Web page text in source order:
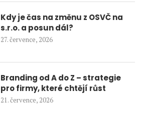
Kdy je čas na změnu z OSVČ na
s.r.o. a posun dál?
27. července, 2026
Branding od A do Z – strategie
pro firmy, které chtějí růst
21. července, 2026